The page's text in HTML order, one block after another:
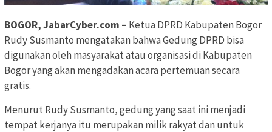
BOGOR, JabarCyber.com – Ketua DPRD Kabupaten Bogor
Rudy Susmanto mengatakan bahwa Gedung DPRD bisa
digunakan oleh masyarakat atau organisasi di Kabupaten
Bogor yang akan mengadakan acara pertemuan secara
gratis.
Menurut Rudy Susmanto, gedung yang saat ini menjadi
tempat kerjanya itu merupakan milik rakyat dan untuk